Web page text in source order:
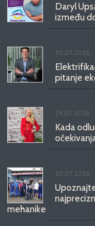
Daryl
između
30.07.2026.
pitanje
29.07.2026.
Kada
20.07.2026.
mehanike